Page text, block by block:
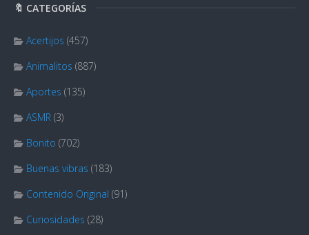
🔖 CATEGORÍAS
Acertijos (457)
Animalitos (887)
Aportes (135)
ASMR (3)
Bonito (702)
Buenas vibras (183)
Contenido Original (91)
Curiosidades (28)